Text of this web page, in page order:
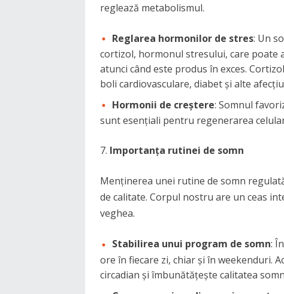
reglează metabolismul.
Reglarea hormonilor de stres: Un
cortizol, hormonul stresului, care poate
atunci când este produs în exces.
boli cardiovasculare, diabet și alte
Hormonii de creștere: Somnul
sunt esențiali pentru regenerarea
Importanța rutinei de somn
Menținerea unei rutine de somn
de calitate. Corpul nostru are un ceas
veghea.
Stabilirea unui program de somn:
ore în fiecare zi, chiar și în weekenduri.
circadian și îmbunătățește calitatea